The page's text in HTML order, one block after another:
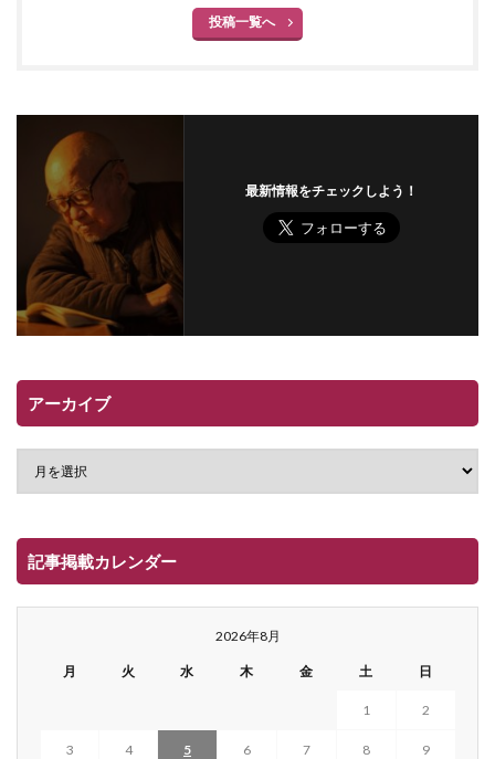
投稿一覧へ
最新情報をチェックしよう！
アーカイブ
記事掲載カレンダー
2026年8月
月 火 水 木 金 土 日
1 2
3 4 5 6 7 8 9